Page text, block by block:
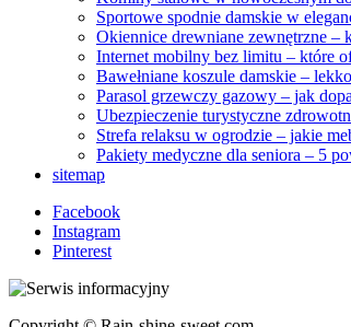
Sportowe spodnie damskie w
Okiennice drewniane zewnętrzne –
Internet mobilny bez limitu – które
Bawełniane koszule damskie –
Parasol grzewczy gazowy – jak
Ubezpieczenie turystyczne
Strefa relaksu w ogrodzie – jakie
Pakiety medyczne dla seniora – 5
sitemap
Facebook
Instagram
Pinterest